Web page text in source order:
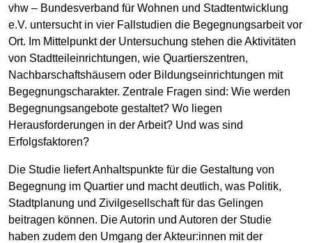
vhw – Bundesverband für Wohnen und Stadtentwicklung
e.V. untersucht in vier Fallstudien die Begegnungsarbeit vor
Ort. Im Mittelpunkt der Untersuchung stehen die Aktivitäten
von Stadtteileinrichtungen, wie Quartierszentren,
Nachbarschaftshäusern oder Bildungseinrichtungen mit
Begegnungscharakter. Zentrale Fragen sind: Wie werden
Begegnungsangebote gestaltet? Wo liegen
Herausforderungen in der Arbeit? Und was sind
Erfolgsfaktoren?
Die Studie liefert Anhaltspunkte für die Gestaltung von
Begegnung im Quartier und macht deutlich, was Politik,
Stadtplanung und Zivilgesellschaft für das Gelingen
beitragen können. Die Autorin und Autoren der Studie
haben zudem den Umgang der Akteur:innen mit der